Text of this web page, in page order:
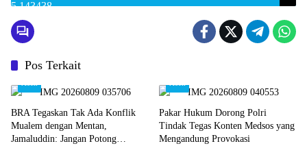
Pos Terkait
BRA Tegaskan Tak Ada Konflik
Mualem dengan Mentan,
Jamaluddin: Jangan Potong
Pakar Hukum Dorong Polri
Tindak Tegas Konten Medsos yang
Mengandung Provokasi